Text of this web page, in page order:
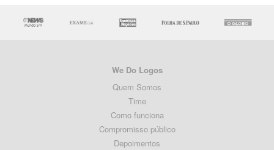
We Do Logos
Quem Somos
Time
Como funciona
Compromisso público
Depoimentos